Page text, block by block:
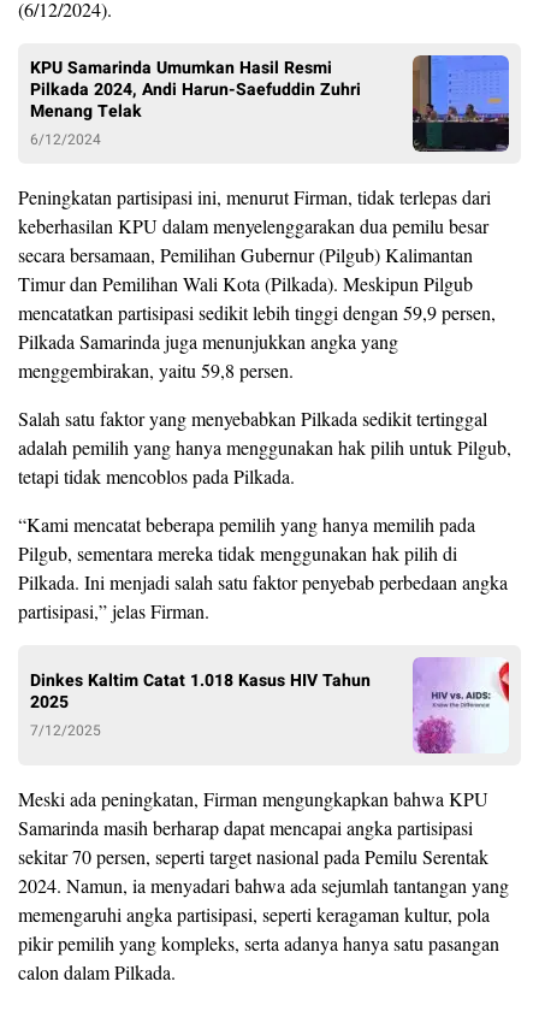
(6/12/2024).
KPU Samarinda Umumkan Hasil Resmi
Pilkada 2024, Andi Harun-Saefuddin Zuhri
Menang Telak
6/12/2024
Peningkatan partisipasi ini, menurut Firman, tidak terlepas dari
keberhasilan KPU dalam menyelenggarakan dua pemilu besar
secara bersamaan, Pemilihan Gubernur (Pilgub) Kalimantan
Timur dan Pemilihan Wali Kota (Pilkada). Meskipun Pilgub
mencatatkan partisipasi sedikit lebih tinggi dengan 59,9 persen,
Pilkada Samarinda juga menunjukkan angka yang
menggembirakan, yaitu 59,8 persen.
Salah satu faktor yang menyebabkan Pilkada sedikit tertinggal
adalah pemilih yang hanya menggunakan hak pilih untuk Pilgub,
tetapi tidak mencoblos pada Pilkada.
“Kami mencatat beberapa pemilih yang hanya memilih pada
Pilgub, sementara mereka tidak menggunakan hak pilih di
Pilkada. Ini menjadi salah satu faktor penyebab perbedaan angka
partisipasi,” jelas Firman.
Dinkes Kaltim Catat 1.018 Kasus HIV Tahun
2025
7/12/2025
Meski ada peningkatan, Firman mengungkapkan bahwa KPU
Samarinda masih berharap dapat mencapai angka partisipasi
sekitar 70 persen, seperti target nasional pada Pemilu Serentak
2024. Namun, ia menyadari bahwa ada sejumlah tantangan yang
memengaruhi angka partisipasi, seperti keragaman kultur, pola
pikir pemilih yang kompleks, serta adanya hanya satu pasangan
calon dalam Pilkada.